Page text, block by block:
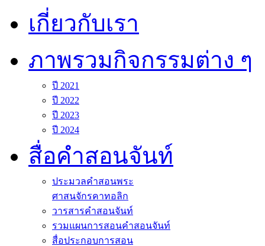
เกี่ยวกับเรา
ภาพรวมกิจกรรมต่าง ๆ
ปี 2021
ปี 2022
ปี 2023
ปี 2024
สื่อคำสอนจันท์
ประมวลคำสอนพระ
ศาสนจักรคาทอลิก
วารสารคำสอนจันท์
รวมแผนการสอนคำสอนจันท์
สื่อประกอบการสอน